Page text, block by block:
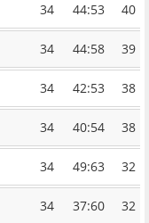
34 44:53 40
34 44:58 39
34 42:53 38
34 40:54 38
34 49:63 32
34 37:60 32